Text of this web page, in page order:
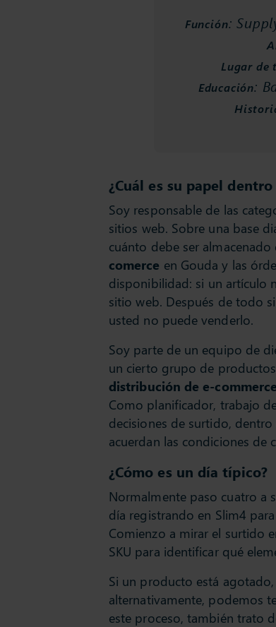
Función:
Lugar de
Educación:
¿Cuál es su papel
Soy responsable de las
sitios web. Sobre una base
cuánto debe ser almacenado
comerce en Gouda y las
disponibilidad: si un artículo
sitio web. Después de todo
usted no puede venderlo.
Soy parte de un equipo de
un cierto grupo de
distribución de e-commerce
Como planificador, trabajo
decisiones de surtido,
acuerdan las condiciones de
¿Cómo es un día típico?
Normalmente paso cuatro a
día registrando en Slim4
Comienzo a mirar el surtido
SKU para identificar qué
Si un producto está
alternativamente, podemos
este proceso, también trato